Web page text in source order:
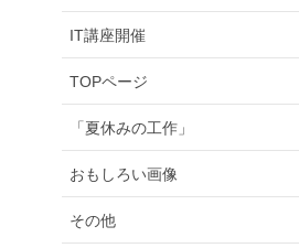
IT講座開催
TOPページ
「夏休みの工作」
おもしろい画像
その他